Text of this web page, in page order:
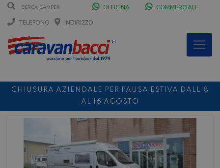
OFFICINA
COMMERCIALE
TELEFONO
INDIRIZZO
CHIUSURA AZIENDALE PER PAUSA ESTIVA DALL'8
AL 16 AGOSTO
DURANTE IL MESE DI AGOSTO SIAMO CHIUSI IL
SCONTO 10%NOLEGGIO ENTRO IL 31.08
NOLEGGI DI SETTEMBRE